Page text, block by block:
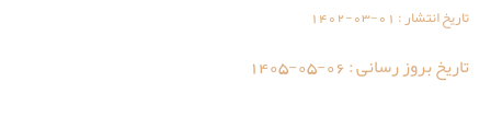
تاریخ انتشار : 1402-03-01
تاریخ بروز رسانی :1405-05-06